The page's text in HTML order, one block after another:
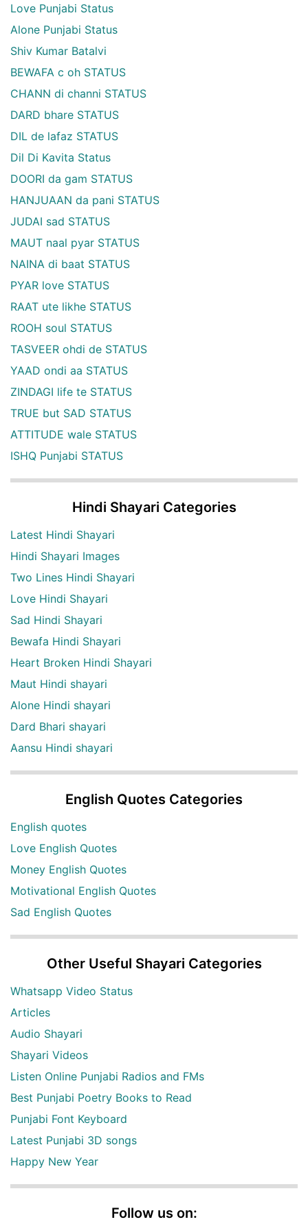
Love Punjabi Status
Alone Punjabi Status
Shiv Kumar Batalvi
BEWAFA c oh STATUS
CHANN di channi STATUS
DARD bhare STATUS
DIL de lafaz STATUS
Dil Di Kavita Status
DOORI da gam STATUS
HANJUAAN da pani STATUS
JUDAI sad STATUS
MAUT naal pyar STATUS
NAINA di baat STATUS
PYAR love STATUS
RAAT ute likhe STATUS
ROOH soul STATUS
TASVEER ohdi de STATUS
YAAD ondi aa STATUS
ZINDAGI life te STATUS
TRUE but SAD STATUS
ATTITUDE wale STATUS
ISHQ Punjabi STATUS
Hindi Shayari Categories
Latest Hindi Shayari
Hindi Shayari Images
Two Lines Hindi Shayari
Love Hindi Shayari
Sad Hindi Shayari
Bewafa Hindi Shayari
Heart Broken Hindi Shayari
Maut Hindi shayari
Alone Hindi shayari
Dard Bhari shayari
Aansu Hindi shayari
English Quotes Categories
English quotes
Love English Quotes
Money English Quotes
Motivational English Quotes
Sad English Quotes
Other Useful Shayari Categories
Whatsapp Video Status
Articles
Audio Shayari
Shayari Videos
Listen Online Punjabi Radios and FMs
Best Punjabi Poetry Books to Read
Punjabi Font Keyboard
Latest Punjabi 3D songs
Happy New Year
Follow us on: